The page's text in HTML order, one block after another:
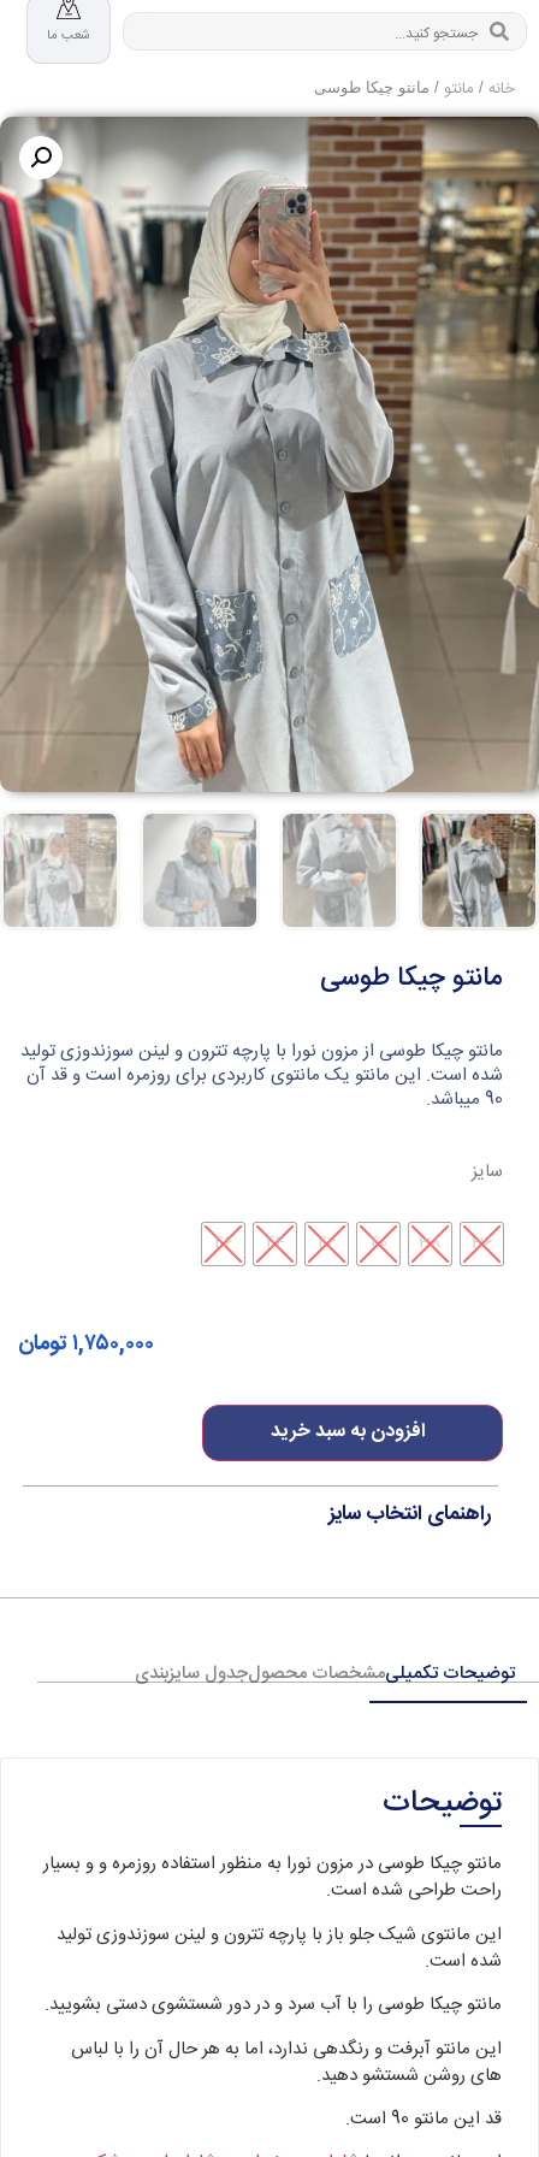
شعب ما
خانه / مانتو / مانتو چیکا طوسی
مانتو چیکا طوسی
مانتو چیکا طوسی از مزون نورا با پارچه تترون و لینن سوزندوزی تولید
شده است. این مانتو یک مانتوی کاربردی برای روزمره است و قد آن
90 میباشد.
سایز
36
38
40
42
44
46
افزودن به سبد خرید
۱,۷۵۰,۰۰۰تومان
راهنمای انتخاب سایز
توضیحات تکمیلیمشخصات محصولجدول سایزبندی
توضیحات
مانتو چیکا طوسی در مزون نورا به منظور استفاده روزمره و و بسیار
راحت طراحی شده است.
این مانتوی شیک جلو باز با پارچه تترون و لینن سوزندوزی تولید
شده است.
مانتو چیکا طوسی را با آب سرد و در دور شستشوی دستی بشویید.
این مانتو آبرفت و رنگدهی ندارد، اما به هر حال آن را با لباس
های روشن شستشو دهید.
قد این مانتو 90 است.